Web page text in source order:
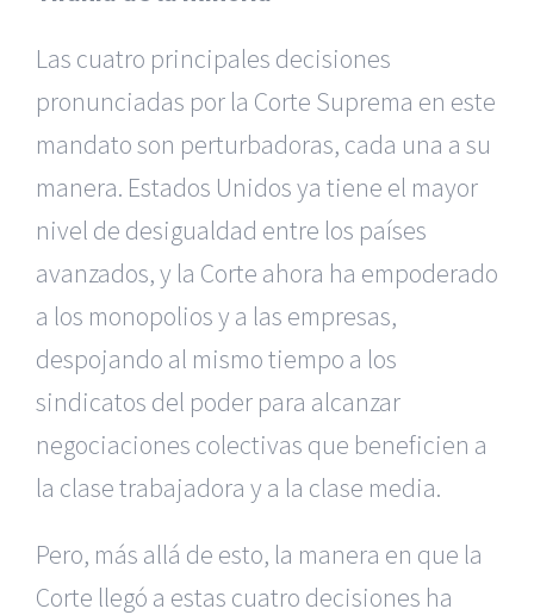
Las cuatro principales decisiones
pronunciadas por la Corte Suprema en este
mandato son perturbadoras, cada una a su
manera. Estados Unidos ya tiene el mayor
nivel de desigualdad entre los países
avanzados, y la Corte ahora ha empoderado
a los monopolios y a las empresas,
despojando al mismo tiempo a los
sindicatos del poder para alcanzar
negociaciones colectivas que beneficien a
la clase trabajadora y a la clase media.
Pero, más allá de esto, la manera en que la
Corte llegó a estas cuatro decisiones ha